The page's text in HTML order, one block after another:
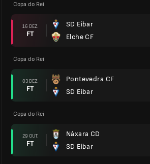
Copa do Rei
16 DEZ.
FT
SD Eibar
Elche CF
Copa do Rei
03 DEZ.
FT
Pontevedra CF
SD Eibar
Copa do Rei
29 OUT.
FT
Náxara CD
SD Eibar